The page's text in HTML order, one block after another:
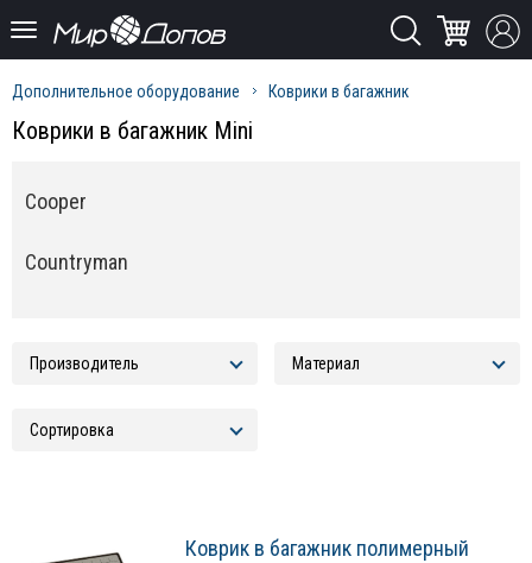
Дополнительное оборудование Коврики в багажник
Коврики в багажник Mini
Cooper
Countryman
Коврик в багажник полимерный